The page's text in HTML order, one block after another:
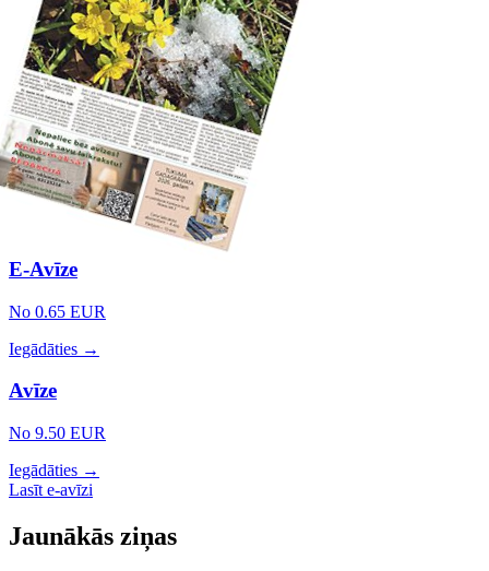
E-Avīze
No 0.65 EUR
Iegādāties →
Avīze
No 9.50 EUR
Iegādāties →
Lasīt e-avīzi
Jaunākās ziņas